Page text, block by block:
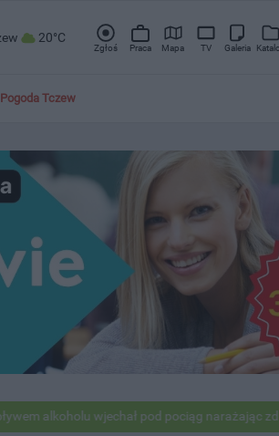
20°C
Zgłoś Praca Mapa TV Galeria
Pogoda Tczew
wjechał pod pociąg narażając zdrowie i